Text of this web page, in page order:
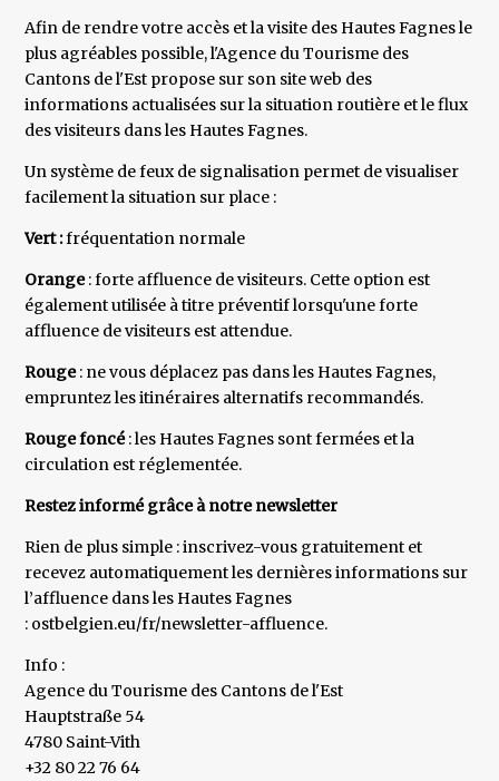
Afin de rendre votre accès et la visite des Hautes Fagnes le
plus agréables possible, l'Agence du Tourisme des
Cantons de l'Est propose sur son site web des
informations actualisées sur la situation routière et le flux
des visiteurs dans les Hautes Fagnes.
Un système de feux de signalisation permet de visualiser
facilement la situation sur place :
Vert :fréquentation normale
Orange: forte affluence de visiteurs. Cette option est
également utilisée à titre préventif lorsqu'une forte
affluence de visiteurs est attendue.
Rouge: ne vous déplacez pas dans les Hautes Fagnes,
empruntez les itinéraires alternatifs recommandés.
Rouge foncé: les Hautes Fagnes sont fermées et la
circulation est réglementée.
Restez informé grâce à notre newsletter
Rien de plus simple : inscrivez-vous gratuitement et
recevez automatiquement les dernières informations sur
l’affluence dans les Hautes Fagnes
: ostbelgien.eu/fr/newsletter-affluence.
Info :
Agence du Tourisme des Cantons de l'Est
Hauptstraße 54
4780 Saint-Vith
+32 80 22 76 64